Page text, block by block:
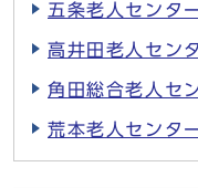
五条老人センタ
高井田老人セン
角田総合老人セ
荒本老人センタ